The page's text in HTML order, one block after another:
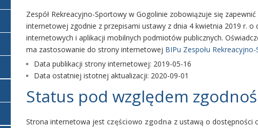
Zespół Rekreacyjno-Sportowy w Gogolinie zobowiązuje się
internetowej zgodnie z przepisami ustawy z dnia 4 kwietnia 2019 r.
internetowych i aplikacji mobilnych podmiotów publicznych.
ma zastosowanie do strony internetowej BIPu Zespołu
Data publikacji strony internetowej: 2019-05-16
Data ostatniej istotnej aktualizacji: 2020-09-01
Status pod względem
Strona internetowa jest częściowo zgodna z ustawą o dostępności